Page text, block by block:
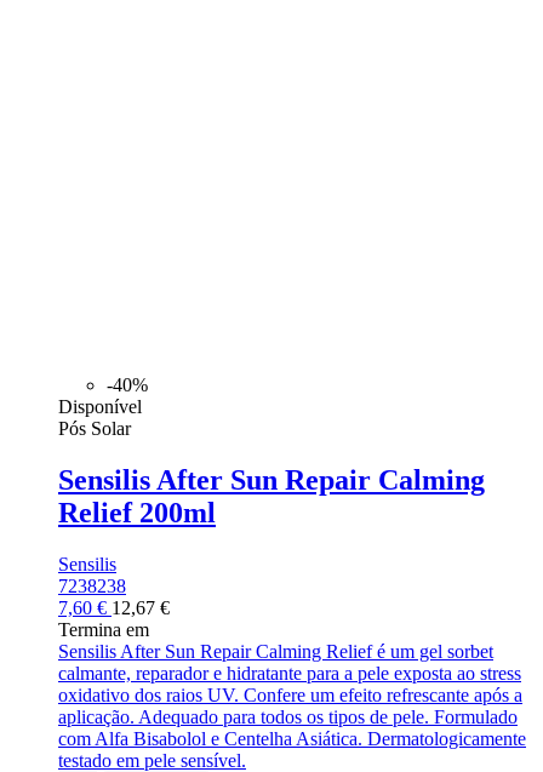
-40%
Disponível
Pós Solar
Sensilis After Sun Repair Calming
Relief 200ml
Sensilis
7238238
7,60 € 12,67 €
Termina em
Sensilis After Sun Repair Calming Relief é um gel sorbet
calmante, reparador e hidratante para a pele exposta ao stress
oxidativo dos raios UV. Confere um efeito refrescante após a
aplicação. Adequado para todos os tipos de pele. Formulado
com Alfa Bisabolol e Centelha Asiática. Dermatologicamente
testado em pele sensível.